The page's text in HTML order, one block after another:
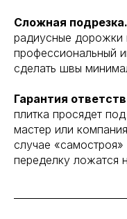
Сложная подрезка.
радиусные
профессиональный
сделать швы
Гарантия
плитка просядет
мастер или
случае
переделку ложатся